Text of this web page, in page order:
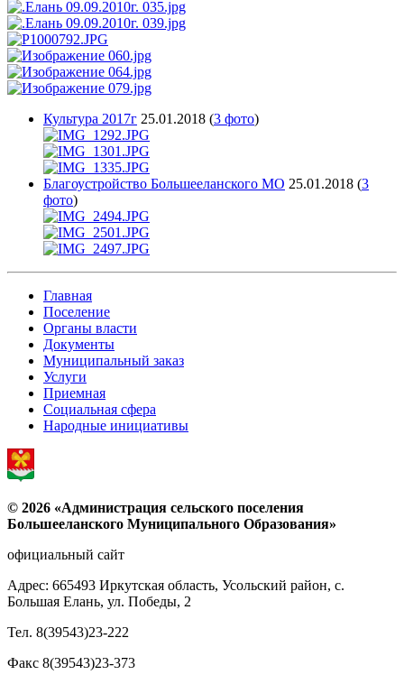
Культура 2017г 25.01.2018 (3 фото)
Благоустройство Большееланского МО 25.01.2018 (3
фото)
Главная
Поселение
Органы власти
Документы
Муниципальный заказ
Услуги
Приемная
Социальная сфера
Народные инициативы
© 2026 «Администрация сельского поселения
Большееланского Муниципального Образования»
официальный сайт
Адрес: 665493 Иркутская область, Усольский район, с.
Большая Елань, ул. Победы, 2
Тел. 8(39543)23-222
Факс 8(39543)23-373